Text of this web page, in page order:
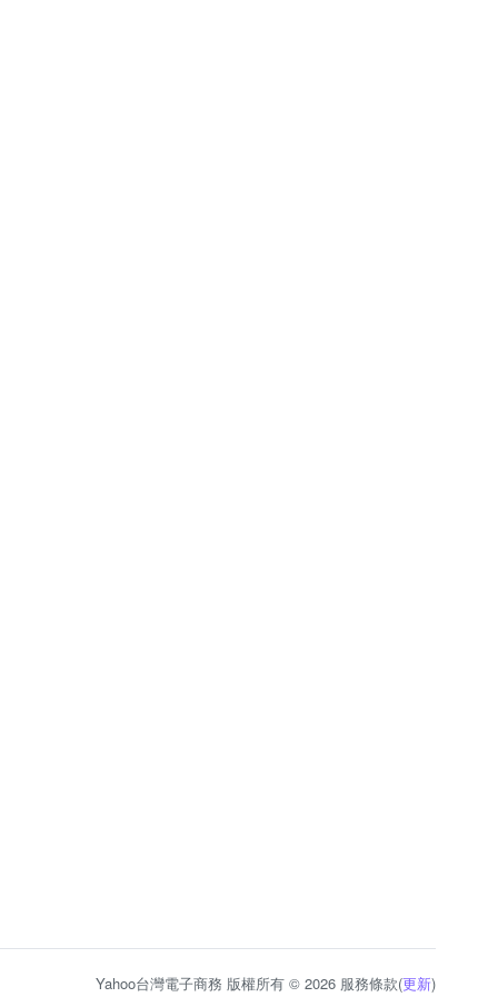
Yahoo台灣電子商務 版權所有 © 2026 服務條款(更新)